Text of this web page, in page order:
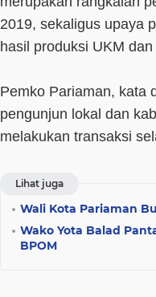
2019, sekaligus upaya
hasil produksi UKM
Pemko Pariaman, kata
pengunjun lokal dan
melakukan transaksi
Lihat juga
Wali Kota Pariaman
Wako Yota Balad
BPOM